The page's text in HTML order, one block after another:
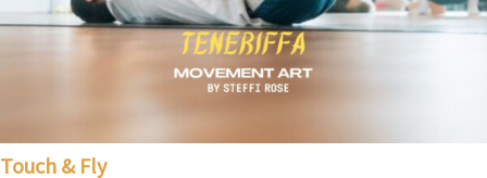
Touch & Fly